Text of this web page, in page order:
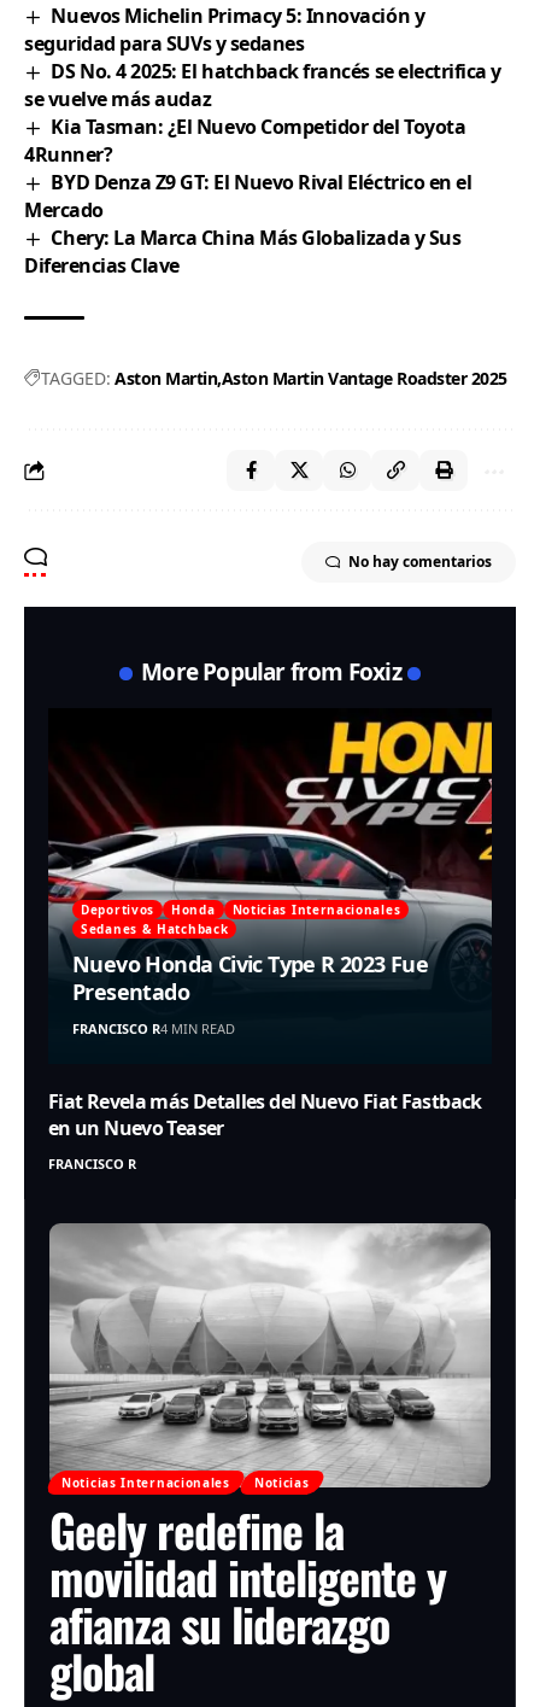
Nuevos Michelin Primacy 5: Innovación y
seguridad para SUVs y sedanes
DS No. 4 2025: El hatchback francés se electrifica y
se vuelve más audaz
Kia Tasman: ¿El Nuevo Competidor del Toyota
4Runner?
BYD Denza Z9 GT: El Nuevo Rival Eléctrico en el
Mercado
Chery: La Marca China Más Globalizada y Sus
Diferencias Clave
TAGGED: Aston Martin Aston Martin Vantage Roadster 2025
No hay comentarios
More Popular from Foxiz
Deportivos Honda
Noticias Internacionales
Sedanes & Hatchback
Nuevo Honda Civic Type R 2023 Fue
Presentado
FRANCISCO R4 MIN READ
Fiat Revela más Detalles del Nuevo Fiat Fastback
en un Nuevo Teaser
FRANCISCO R
Noticias Internacionales Noticias
Geely redefine la
movilidad inteligente y
afianza su liderazgo
global